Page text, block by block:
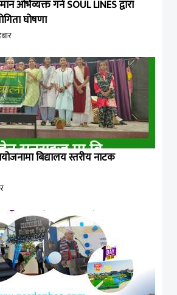
अभिव्यक्त गर्न SOUL LINES द्वारा
घोषणा
बिद्यालय स्तरीय नाटक